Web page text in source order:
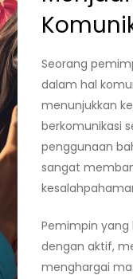
Seorang
dalam hal
menunjukkan
berkomunikasi
penggunaan
sangat
Pemimpin
dengan aktif,
menghargai